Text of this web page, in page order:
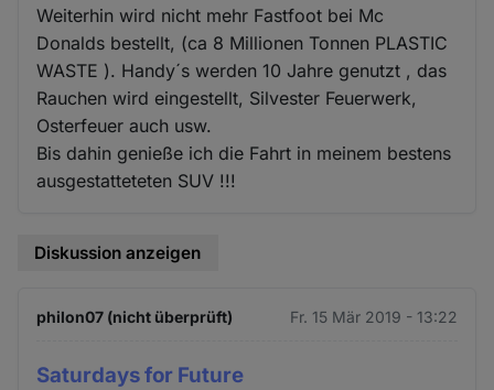
Weiterhin wird nicht mehr Fastfoot bei Mc
Donalds bestellt, (ca 8 Millionen Tonnen PLASTIC
WASTE ). Handy´s werden 10 Jahre genutzt , das
Rauchen wird eingestellt, Silvester Feuerwerk,
Osterfeuer auch usw.
Bis dahin genieße ich die Fahrt in meinem bestens
ausgestatteteten SUV !!!
Diskussion anzeigen
philon07 (nicht überprüft) Fr. 15 Mär 2019 - 13:22
Saturdays for Future